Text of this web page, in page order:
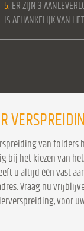
5. ER ZIJN 3
IS AFHANKELIJK VAN
van folders
bij het kiezen van
u altijd één vast
Vraag nu
voor